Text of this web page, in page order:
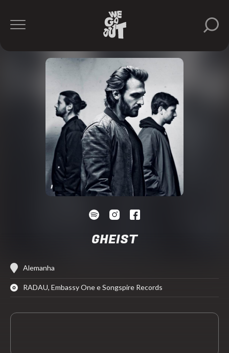
GHEIST
Alemanha
RADAU, Embassy One e Songspire Records